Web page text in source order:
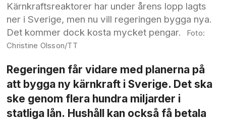
Kärnkraftsreaktorer har under årens lopp lagts
ner i Sverige, men nu vill regeringen bygga nya.
Det kommer dock kosta mycket pengar.
Christine Olsson/TT
Regeringen får vidare med planerna på
att bygga ny kärnkraft i Sverige. Det ska
ske genom flera hundra miljarder i
statliga lån. Hushåll kan också få betala